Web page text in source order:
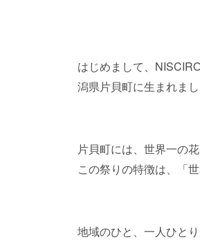
はじめまして、
潟県片貝町に生まれまし
片貝町には、世界一の
この祭りの特徴は、「
地域のひと、一人ひと